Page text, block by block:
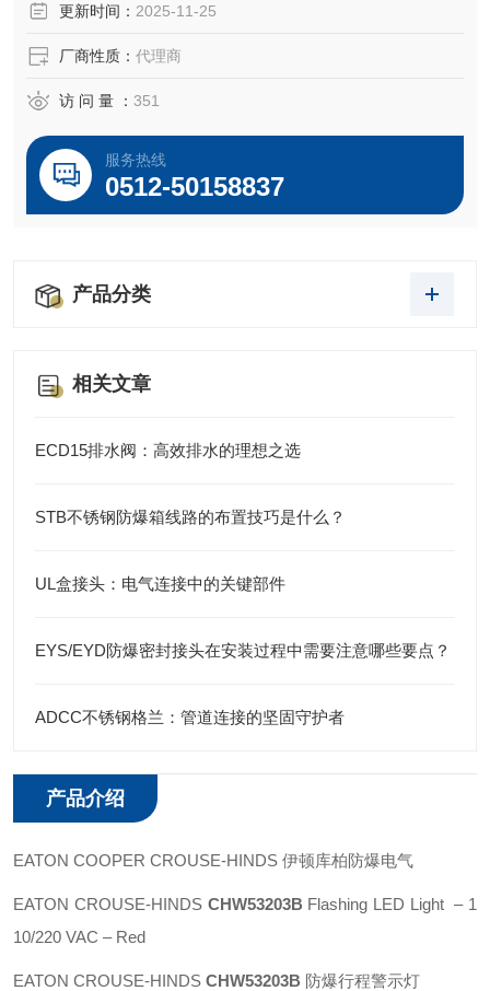
更新时间： 2025-11-25
厂商性质： 代理商
访 问 量 ： 351
服务热线
0512-50158837
产品分类
相关文章
ECD15排水阀：高效排水的理想之选
STB不锈钢防爆箱线路的布置技巧是什么？
UL盒接头：电气连接中的关键部件
EYS/EYD防爆密封接头在安装过程中需要注意哪些要点？
ADCC不锈钢格兰：管道连接的坚固守护者
产品介绍
EATON COOPER CROUSE-HINDS 伊顿库柏防爆电气
EATON CROUSE-HINDS CHW53203B Flashing LED Light – 1
10/220 VAC – Red
EATON CROUSE-HINDS CHW53203B 防爆行程警示灯